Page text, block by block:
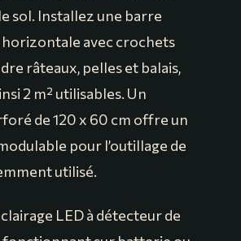
sol. Installez une barre
avec crochets
râteaux, pelles et balais,
2 m² utilisables. Un
de 120 x 60 cm offre un
pour l’outillage de
utilisé.
LED à détecteur de